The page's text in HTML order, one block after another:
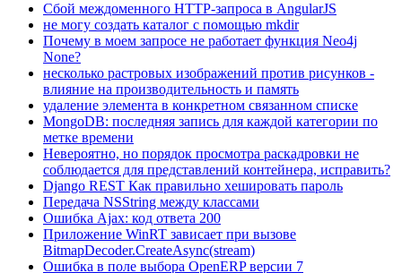
Сбой междоменного HTTP-запроса в AngularJS
не могу создать каталог с помощью mkdir
Почему в моем запросе не работает функция Neo4j
None?
несколько растровых изображений против рисунков -
влияние на производительность и память
удаление элемента в конкретном связанном списке
MongoDB: последняя запись для каждой категории по
метке времени
Невероятно, но порядок просмотра раскадровки не
соблюдается для представлений контейнера, исправить?
Django REST Как правильно хешировать пароль
Передача NSString между классами
Ошибка Ajax: код ответа 200
Приложение WinRT зависает при вызове
BitmapDecoder.CreateAsync(stream)
Ошибка в поле выбора OpenERP версии 7